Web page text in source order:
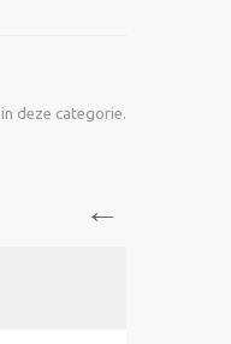
deze categorie.